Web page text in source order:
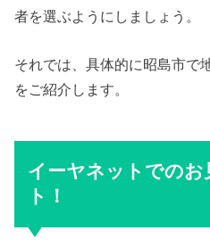
者を選ぶようにしましょう。
それでは、具体的に昭島市で
をご紹介します。
イーヤネットでのお
ト！